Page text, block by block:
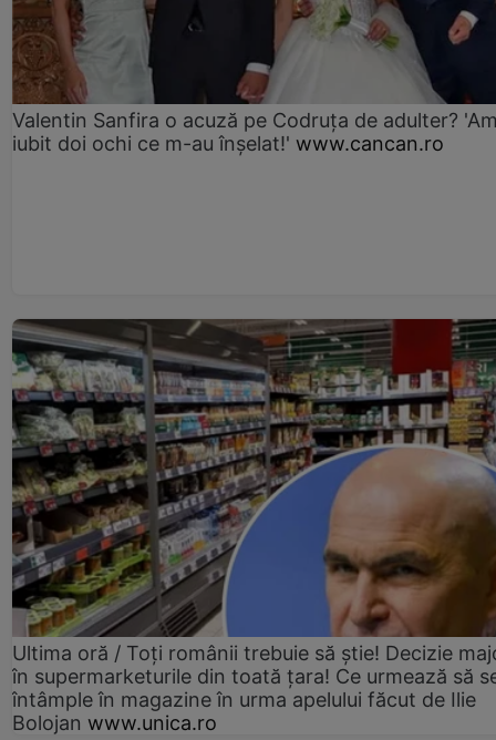
Valentin Sanfira o acuză pe Codruța de adulter?
iubit doi ochi ce m-au înșelat!' www.cancan.ro
Ultima oră / Toți românii trebuie să știe! Decizie
în supermarketurile din toată țara! Ce urmează să
întâmple în magazine în urma apelului făcut de Ilie
Bolojan www.unica.ro